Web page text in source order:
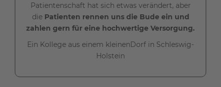
Patientenschaft hat sich etwas verändert, aber
die Patienten rennen uns die Bude ein und
zahlen gern für eine hochwertige Versorgung.
Ein Kollege aus einem kleinenDorf in Schleswig-
Holstein